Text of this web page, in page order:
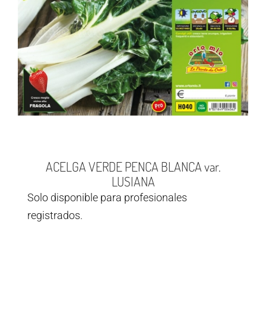
ACELGA VERDE PENCA BLANCA var.
LUSIANA
Solo disponible para profesionales
registrados.